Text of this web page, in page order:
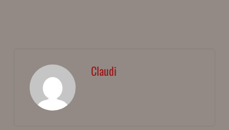
Claudi